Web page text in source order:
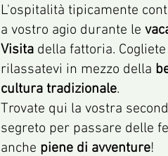
L'ospitalità tipicamente
a vostro agio durante le
Visita della fattoria.
rilassatevi in mezzo della
cultura tradizionale.
Trovate qui la vostra
segreto per passare delle
anche piene di avventure!